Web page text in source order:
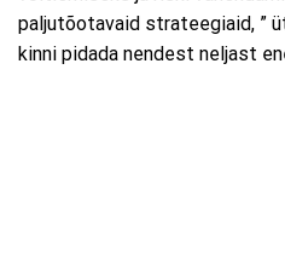
paljutõotavaid strateegiaid, ”
kinni pidada nendest neljast